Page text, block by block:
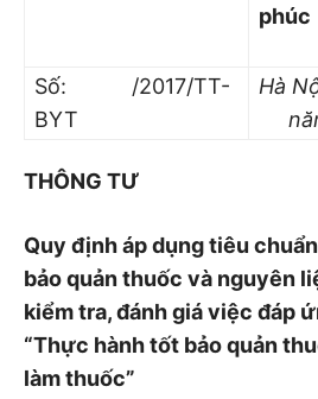
phúc
Số: /2017/TT-
BYT
Hà
THÔNG TƯ
Quy định áp dụng tiêu
bảo quản thuốc và nguyên
kiểm tra, đánh giáviệc đáp
“Thực hành tốt bảo quản
làm thuốc”